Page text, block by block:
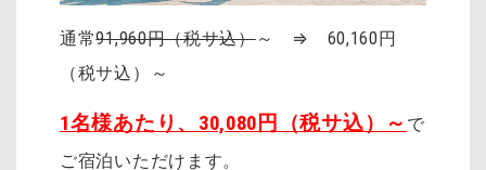
通常91,960円（税サ込）～ ⇒ 60,160円
（税サ込）～
1名様あたり、30,080円（税サ込）～ で
ご宿泊いただけます。